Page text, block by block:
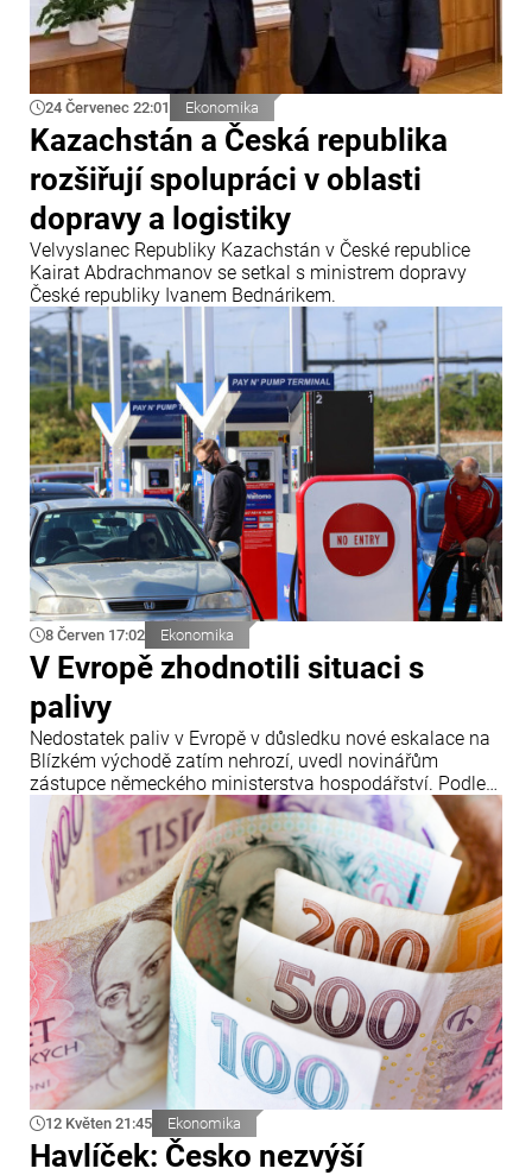
24 Červenec 22:01 Ekonomika
Kazachstán a Česká republika
rozšiřují spolupráci v oblasti
dopravy a logistiky
Velvyslanec Republiky Kazachstán v České republice
Kairat Abdrachmanov se setkal s ministrem dopravy
České republiky Ivanem Bednárikem.
8 Červen 17:02 Ekonomika
V Evropě zhodnotili situaci s
palivy
Nedostatek paliv v Evropě v důsledku nové eskalace na
Blízkém východě zatím nehrozí, uvedl novinářům
zástupce německého ministerstva hospodářství. Podle
jeho slov se situace v regionu znovu náhle vyostřila.
12 Květen 21:45 Ekonomika
Havlíček: Česko nezvýší